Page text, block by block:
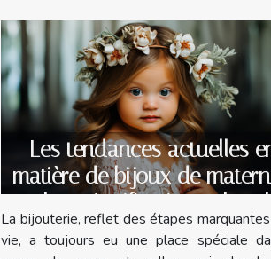
Les tendances actuelles
matière de bijoux de
et leur signification
La bijouterie, reflet des étapes
vie, a toujours eu une place spéciale